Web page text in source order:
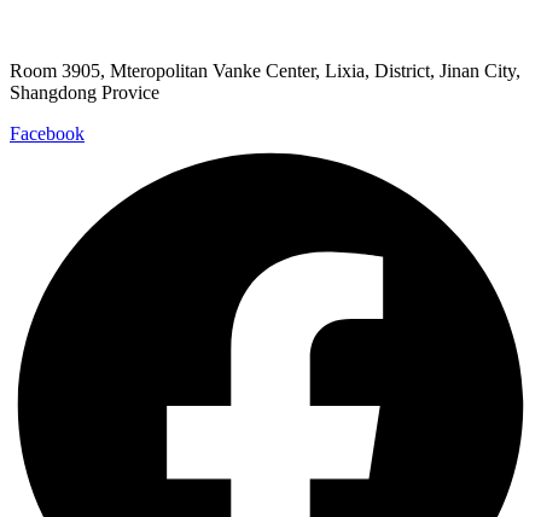
Room 3905, Mteropolitan Vanke Center, Lixia, District, Jinan City,
Shangdong Provice
Facebook